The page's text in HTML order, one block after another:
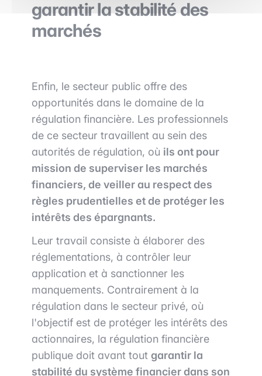
garantir la stabilité des
marchés
Enfin, le secteur public offre des
opportunités dans le domaine de la
régulation financière. Les professionnels
de ce secteur travaillent au sein des
autorités de régulation, où ils ont pour
mission de superviser les marchés
financiers, de veiller au respect des
règles prudentielles et de protéger les
intérêts des épargnants.
Leur travail consiste à élaborer des
réglementations, à contrôler leur
application et à sanctionner les
manquements. Contrairement à la
régulation dans le secteur privé, où
l'objectif est de protéger les intérêts des
actionnaires, la régulation financière
publique doit avant tout garantir la
stabilité du système financier dans son